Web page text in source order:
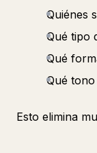
Quiénes
Qué tipo
Qué
Qué
Esto elimina